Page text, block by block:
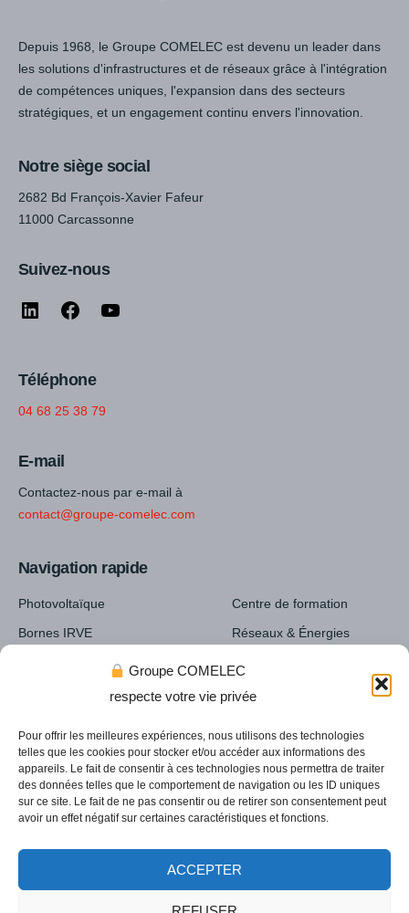
Groupe COMELEC
respecte votre vie privée
Pour offrir les meilleures expériences, nous utilisons des technologies
telles que les cookies pour stocker et/ou accéder aux informations des
appareils. Le fait de consentir à ces technologies nous permettra de traiter
des données telles que le comportement de navigation ou les ID uniques
sur ce site. Le fait de ne pas consentir ou de retirer son consentement peut
avoir un effet négatif sur certaines caractéristiques et fonctions.
ACCEPTER
Depuis 1968, le Groupe COMELEC est devenu un leader dans
les solutions d'infrastructures et de réseaux grâce à l'intégration
de compétences uniques, l'expansion dans des secteurs
stratégiques, et un engagement continu envers l'innovation.
Notre siège social
2682 Bd François-Xavier Fafeur
11000 Carcassonne
Suivez-nous
Téléphone
04 68 25 38 79
E-mail
Contactez-nous par e-mail à
contact@groupe-comelec.com
Navigation rapide
Photovoltaïque
Bornes IRVE
Cartographie & prix de nos
Centre de formation
Réseaux & Énergies
Nous rejoindre Responsabilité RSE
Web
Mentions légales Politique de cookies (UE)